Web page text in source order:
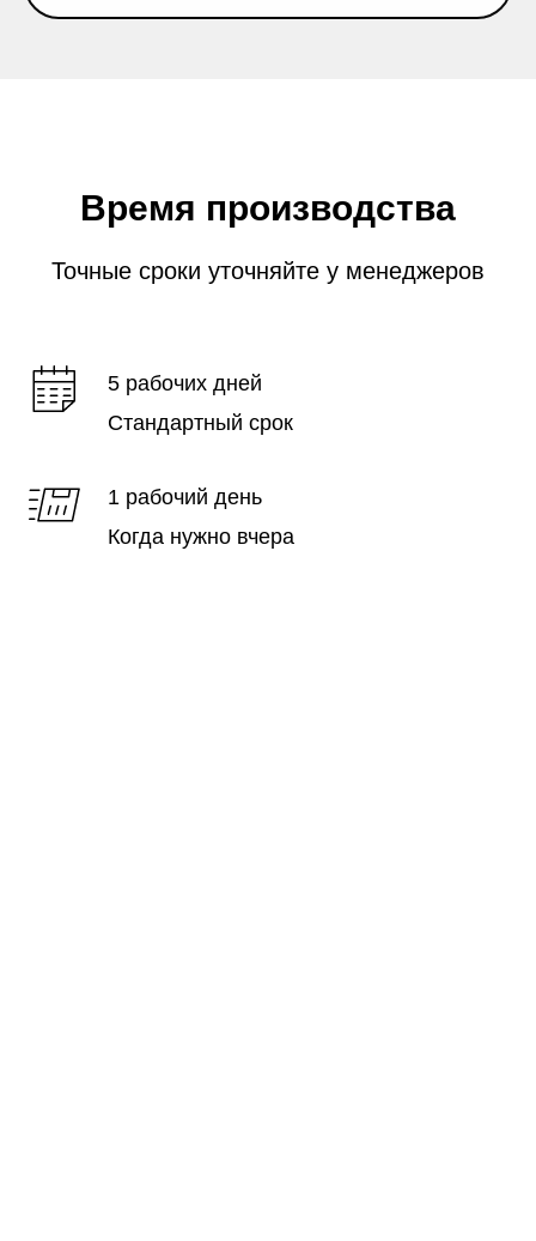
Время производства
Точные сроки уточняйте у менеджеров
5 рабочих дней
Стандартный срок
1 рабочий день
Когда нужно вчера